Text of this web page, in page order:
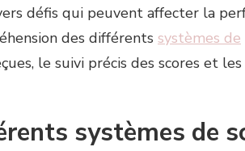
défis qui peuvent affecter la
des différents systèmes de
le suivi précis des scores et
systèmes de